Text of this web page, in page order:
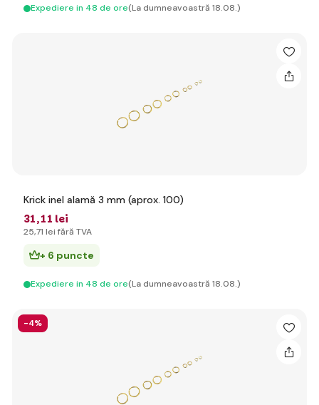
Expediere in 48 de ore(La dumneavoastră 18.08.)
Krick inel alamă 3 mm (aprox. 100)
31,11 lei
25,71 lei fără TVA
+ 6 puncte
Expediere in 48 de ore(La dumneavoastră 18.08.)
-4%